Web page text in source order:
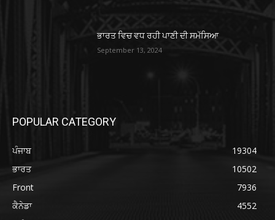
ਭਾਰਤ ਵਿਚ ਵਧ ਰਹੀ ਪਾਣੀ ਦੀ ਸਮੱਸਿਆ
September 13, 2024
POPULAR CATEGORY
ਪੰਜਾਬ
19304
ਭਾਰਤ
10502
Front
7936
ਕੈਨੇਡਾ
4552